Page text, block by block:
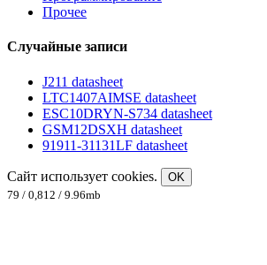
Прочее
Случайные записи
J211 datasheet
LTC1407AIMSE datasheet
ESC10DRYN-S734 datasheet
GSM12DSXH datasheet
91911-31131LF datasheet
Сайт использует cookies.
OK
79 / 0,812 / 9.96mb